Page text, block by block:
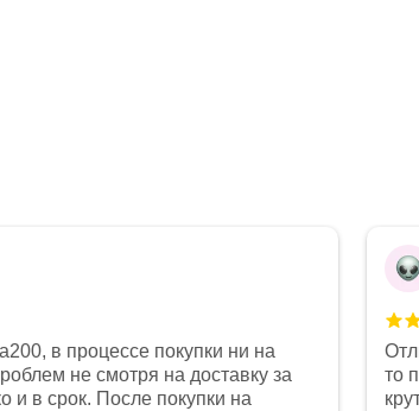
в процессе покупки ни на
не смотря на доставку за
и в срок. После покупки на
то